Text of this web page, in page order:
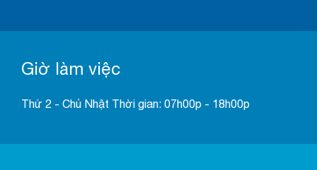
Giờ làm việc
Thứ 2 - Chủ Nhật Thời gian: 07h00p - 18h00p